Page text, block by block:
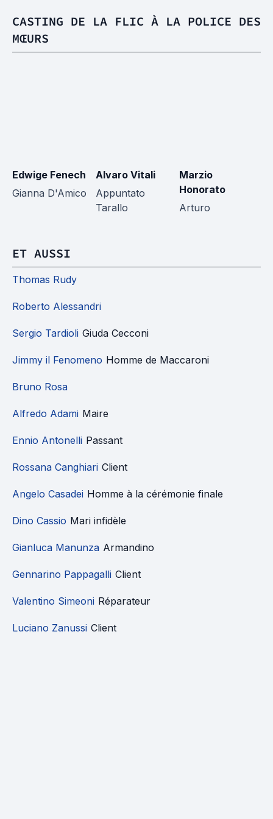
CASTING DE LA FLIC À LA POLICE DES
MŒURS
Edwige Fenech
Gianna D'Amico
Alvaro Vitali
Appuntato
Tarallo
Marzio
Honorato
Arturo
ET AUSSI
Thomas Rudy
Roberto Alessandri
Sergio Tardioli Giuda Cecconi
Jimmy il Fenomeno Homme de Maccaroni
Bruno Rosa
Alfredo Adami Maire
Ennio Antonelli Passant
Rossana Canghiari Client
Angelo Casadei Homme à la cérémonie finale
Dino Cassio Mari infidèle
Gianluca Manunza Armandino
Gennarino Pappagalli Client
Valentino Simeoni Réparateur
Luciano Zanussi Client